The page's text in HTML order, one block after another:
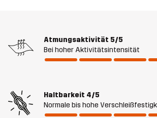
Atmungsaktivität 5/5
Bei hoher Aktivitätsintensität
Haltbarkeit 4/5
Normale bis hohe